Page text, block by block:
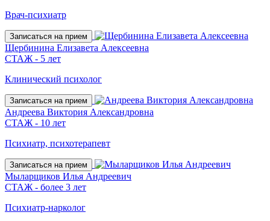
Врач-психиатр
Записаться на прием
Щербинина Елизавета Алексеевна
СТАЖ - 5 лет
Клинический психолог
Записаться на прием
Андреева Виктория Александровна
СТАЖ - 10 лет
Психиатр, психотерапевт
Записаться на прием
Мыларщиков Илья Андреевич
СТАЖ - более 3 лет
Психиатр-нарколог